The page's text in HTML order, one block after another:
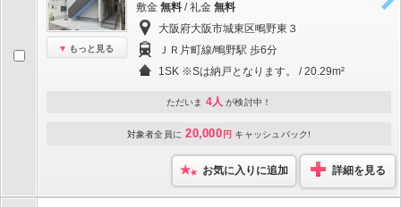
もっと見る
敷金 無料 / 礼金 無料
大阪府大阪市城東区鴫野東３
ＪＲ片町線/鴫野駅 歩6分
1SK ※Sは納戸となります。 / 20.29m²
ただいま 4人 が検討中！
対象者全員に 20,000 円 キャッシュバック!
お気に入りに追加 詳細を見る